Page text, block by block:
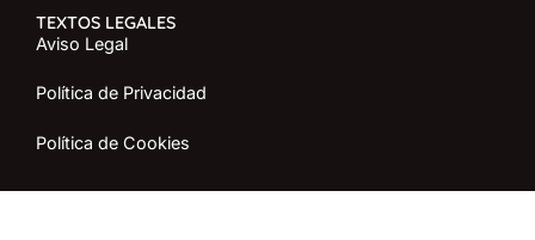
TEXTOS LEGALES
Aviso Legal
Política de Privacidad
Política de Cookies